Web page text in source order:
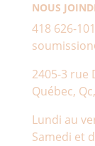
NOUS
418 626-
2405-3 rue
Québec,
Lundi au
Samedi et